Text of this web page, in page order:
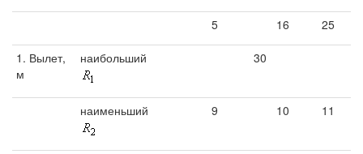
5 16 25
1. Вылет,
м
наибольший 30
наименьший 9 10 11